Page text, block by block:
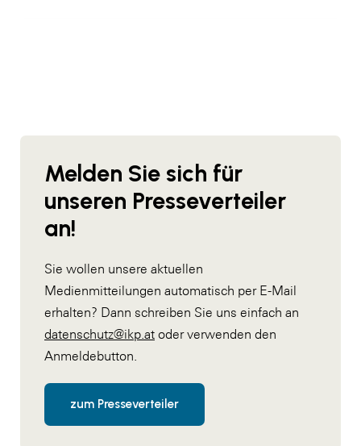
Melden Sie sich für
unseren Presseverteiler
an!
Sie wollen unsere aktuellen
Medienmitteilungen automatisch per E-Mail
erhalten? Dann schreiben Sie uns einfach an
datenschutz@ikp.at oder verwenden den
Anmeldebutton.
zum Presseverteiler